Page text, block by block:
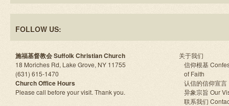
FOLLOW US:
施福基督教会 Suffolk Christian Church
18 Moriches Rd, Lake Grove, NY 11755
(631) 615-1470
Church Office Hours
Please call before your visit. Thank you.
关于我们
信仰根基
of Faith
认信的信仰宣言
异象宗旨 Our
联系我们